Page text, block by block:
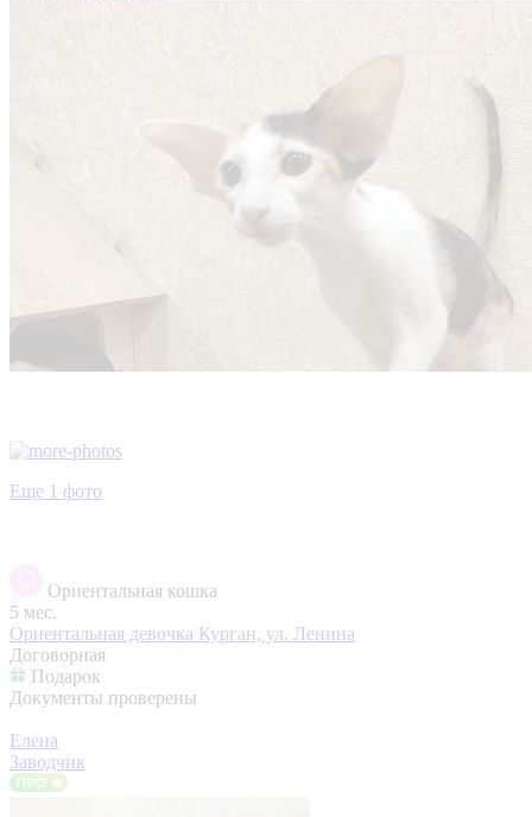
Еще 1 фото
Ориентальная кошка
5 мес.
Ориентальная девочка Курган, ул. Ленина
Договорная
Подарок
Документы проверены
Елена
Заводчик